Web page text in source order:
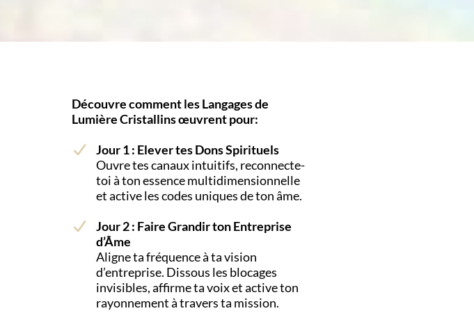
Découvre comment les Langages de
Lumière Cristallins œuvrent pour:
Jour 1 : Elever tes Dons Spirituels
Ouvre tes canaux intuitifs, reconnecte-
toi à ton essence multidimensionnelle
et active les codes uniques de ton âme.
Jour 2 : Faire Grandir ton Entreprise
d’Âme
Aligne ta fréquence à ta vision
d’entreprise. Dissous les blocages
invisibles, affirme ta voix et active ton
rayonnement à travers ta mission.